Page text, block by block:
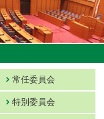
常任委員会
特別委員会